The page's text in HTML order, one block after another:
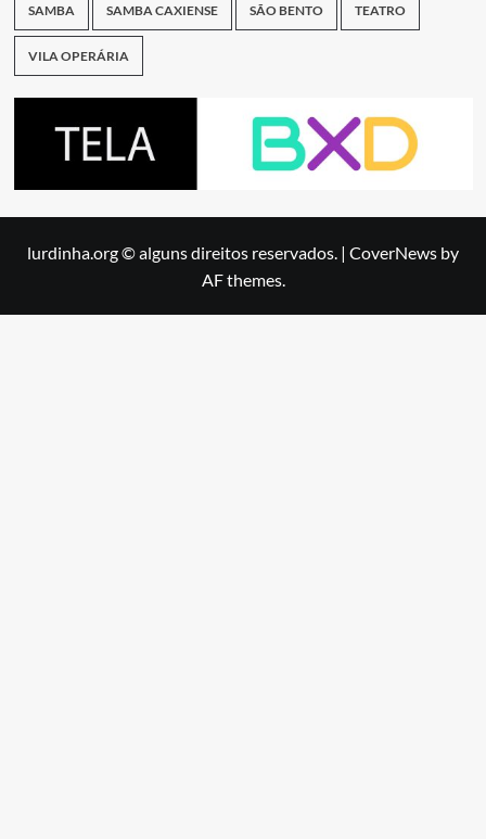
SAMBA SAMBA CAXIENSE SÃO BENTO TEATRO
VILA OPERÁRIA
lurdinha.org © alguns direitos reservados. | CoverNews by
AF themes.